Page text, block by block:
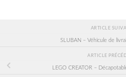
ARTICLE
SLUBAN – Véhicule de
ARTICLE
LEGO CREATOR –